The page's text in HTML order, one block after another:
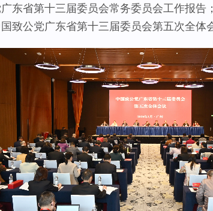
东省第十三届委员会常务委员会工作报
致公党广东省第十三届委员会第五次全体